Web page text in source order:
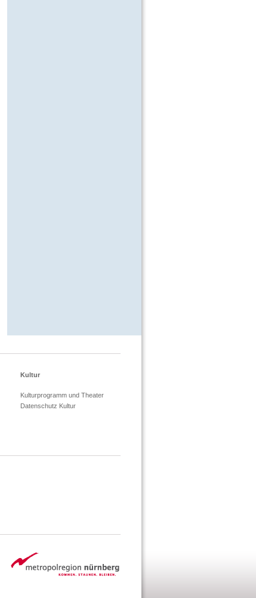
Kultur
Kulturprogramm und Theater
Datenschutz Kultur